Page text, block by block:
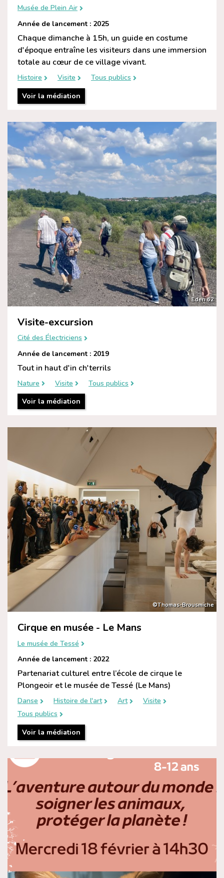
Musée de Plein Air
Année de lancement : 2025
Chaque dimanche à 15h, un guide en costume
d'époque entraîne les visiteurs dans une immersion
totale au cœur de ce village vivant.
Histoire Visite
Tous publics
Voir la médiation
Eden 62
Visite-excursion
Cité des Électriciens
Année de lancement : 2019
Tout in haut d'in ch'terrils
Nature Visite
Tous publics
Voir la médiation
©Thomas-Brousmiche
Cirque en musée - Le Mans
Le musée de Tessé
Année de lancement : 2022
Partenariat culturel entre l’école de cirque le
Plongeoir et le musée de Tessé (Le Mans)
Danse Histoire de l'art Art
Visite
Tous publics
Voir la médiation